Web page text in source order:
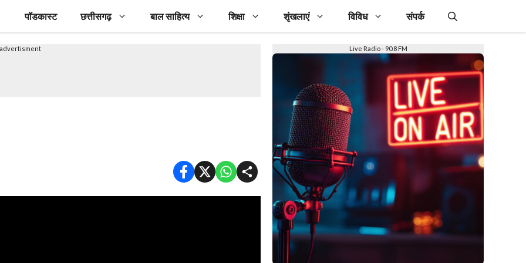
पॉडकास्ट छत्तीसगढ़ बाल साहित्य शिक्षा शृंखलाएं विविध संपर्क
advertisment Live Radio - 90.8 FM